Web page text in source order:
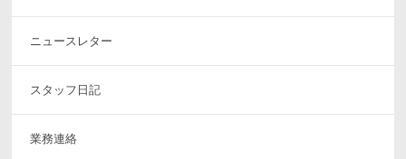
ニュースレター
スタッフ日記
業務連絡